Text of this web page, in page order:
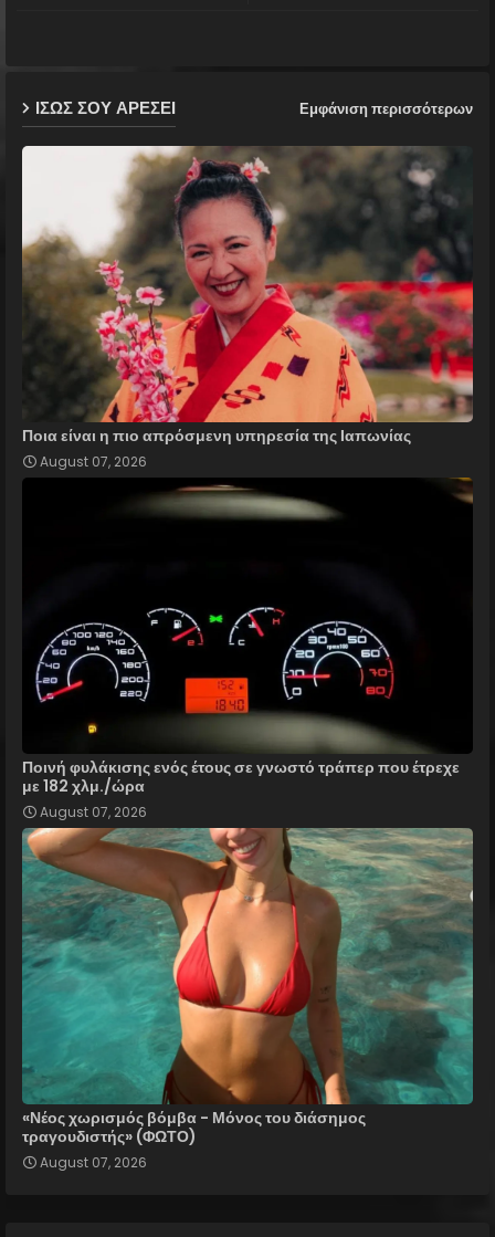
p
ΙΣΩΣ ΣΟΥ ΑΡΕΣΕΙ Εμφάνιση περισσότερων
Ποια είναι η πιο απρόσμενη υπηρεσία της Ιαπωνίας
August 07, 2026
Ποινή φυλάκισης ενός έτους σε γνωστό τράπερ που έτρεχε
με 182 χλμ./ώρα
August 07, 2026
«Νέος χωρισμός βόμβα - Μόνος του διάσημος
τραγουδιστής» (ΦΩΤΟ)
August 07, 2026